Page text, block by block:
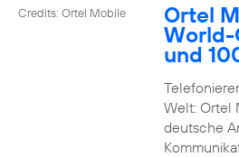
Credits: Ortel Mobile Ortel
und
Welt: Ortel
deutsche